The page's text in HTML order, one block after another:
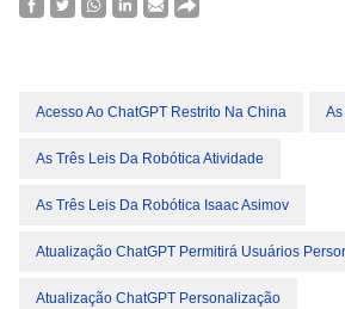
Acesso Ao ChatGPT Restrito Na China
As Três Leis Da Robótica Atividade
As Três Leis Da Robótica Isaac Asimov
Atualização ChatGPT Permitirá Usuários
Atualização ChatGPT Personalização